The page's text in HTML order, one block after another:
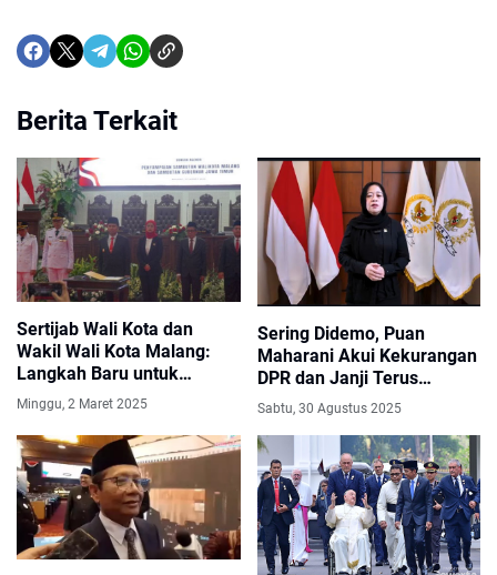
Berita Terkait
Sertijab Wali Kota dan
Wakil Wali Kota Malang:
Langkah Baru untuk
Menanggulangi Masalah
Kota
Minggu, 2 Maret 2025
Sering Didemo, Puan
Maharani Akui Kekurangan
DPR dan Janji Terus
Berbenah
Sabtu, 30 Agustus 2025